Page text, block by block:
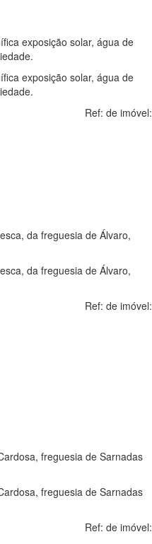
exposição solar, água de
exposição solar, água de
Ref: de imóvel:
da freguesia de Álvaro,
da freguesia de Álvaro,
Ref: de imóvel:
freguesia de Sarnadas
freguesia de Sarnadas
Ref: de imóvel: